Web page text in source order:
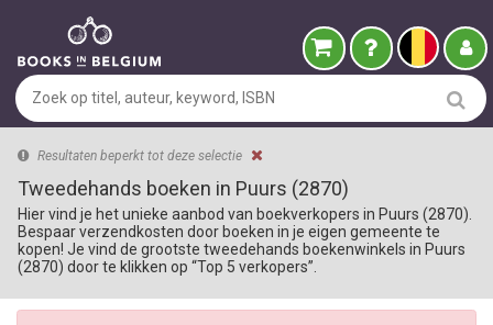
Resultaten beperkt tot deze selectie
Tweedehands boeken in Puurs (2870)
Hier vind je het unieke aanbod van boekverkopers in Puurs (2870).
Bespaar verzendkosten door boeken in je eigen gemeente te
kopen! Je vind de grootste tweedehands boekenwinkels in Puurs
(2870) door te klikken op “Top 5 verkopers”.